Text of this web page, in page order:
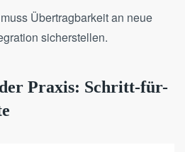
Übertragbarkeit an neue
sicherstellen.
Praxis: Schritt-für-